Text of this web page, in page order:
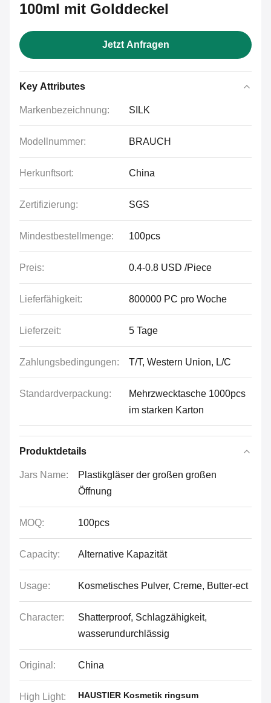
100ml mit Golddeckel
Jetzt Anfragen
Key Attributes
Markenbezeichnung: SILK
Modellnummer: BRAUCH
Herkunftsort: China
Zertifizierung: SGS
Mindestbestellmenge: 100pcs
Preis: 0.4-0.8 USD /Piece
Lieferfähigkeit: 800000 PC pro Woche
Lieferzeit: 5 Tage
Zahlungsbedingungen: T/T, Western Union, L/C
Standardverpackung:
Mehrzwecktasche 1000pcs
im starken Karton
Produktdetails
Jars Name:
Plastikgläser der großen großen
Öffnung
MOQ: 100pcs
Capacity: Alternative Kapazität
Usage: Kosmetisches Pulver, Creme, Butter-ect
Character:
Shatterproof, Schlagzähigkeit,
wasserundurchlässig
Original: China
High Light:
HAUSTIER Kosmetik ringsum